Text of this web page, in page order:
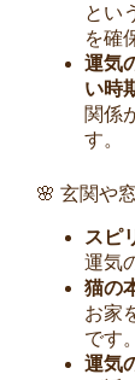
とい
を確
運気
い時
関係
す。
🌸 玄関や
スピ
運気
猫の
お家
です。
運気